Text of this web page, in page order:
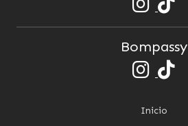
Bompassy
Inicio